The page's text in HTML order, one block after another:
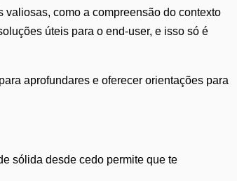
como a compreensão do contexto
úteis para o end-user, e isso só é
aprofundares e oferecer orientações para
sólida desde cedo permite que te